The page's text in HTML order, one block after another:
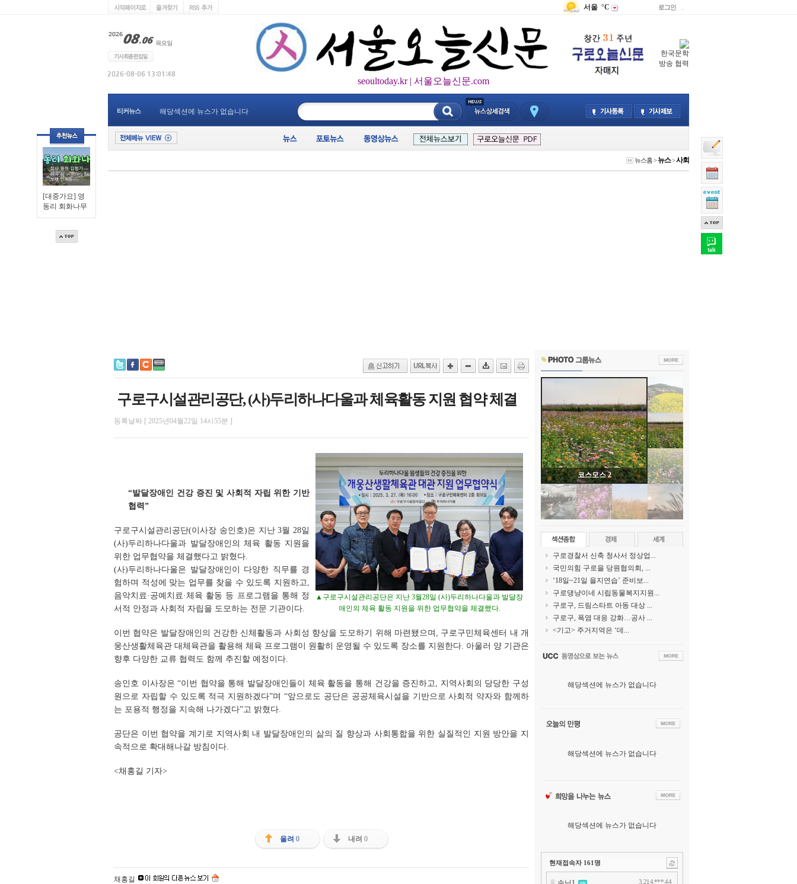
[대중가요] 영
동리 회화나무
서울 °C 로그인
seoultoday.kr | 서울오늘신문.com
한국문학
방송 협력
티커뉴스 해당섹션에 뉴스가 없습니다
뉴스홈>뉴스>사회
구로구시설관리공단, (사)두리하나다울과 체육활동 지원 협약 체결
등록날짜 [ 2025년04월22일 14시55분 ]
▲구로구시설관리공단은 지난 3월28일 (사)두리하나다울과 발달장
애인의 체육 활동 지원을 위한 업무협약을 체결했다.
“발달장애인 건강 증진 및 사회적 자립 위한 기반
협력”
구로구시설관리공단(이사장 송인호)은 지난 3월 28일
(사)두리하나다울과 발달장애인의 체육 활동 지원을
위한 업무협약을 체결했다고 밝혔다.
(사)두리하나다울은 발달장애인이 다양한 직무를 경
험하며 적성에 맞는 업무를 찾을 수 있도록 지원하고,
음악치료·공예치료·체육 활동 등 프로그램을 통해 정
서적 안정과 사회적 자립을 도모하는 전문 기관이다.
이번 협약은 발달장애인의 건강한 신체활동과 사회성 향상을 도모하기 위해 마련됐으며, 구로구민체육센터 내 개
웅산생활체육관 대체육관을 활용해 체육 프로그램이 원활히 운영될 수 있도록 장소를 지원한다. 아울러 양 기관은
향후 다양한 교류 협력도 함께 추진할 예정이다.
송인호 이사장은 “이번 협약을 통해 발달장애인들이 체육 활동을 통해 건강을 증진하고, 지역사회의 당당한 구성
원으로 자립할 수 있도록 적극 지원하겠다”며 “앞으로도 공단은 공공체육시설을 기반으로 사회적 약자와 함께하
는 포용적 행정을 지속해 나가겠다”고 밝혔다.
공단은 이번 협약을 계기로 지역사회 내 발달장애인의 삶의 질 향상과 사회통합을 위한 실질적인 지원 방안을 지
속적으로 확대해나갈 방침이다.
<채홍길 기자>
올려 0 내려 0
채홍길
코스모스 2
구로경찰서 신축 청사서 정상업...
국민의힘 구로을 당원협의회, ...
‘18일~21일 을지연습’ 준비보...
구로댕냥이네 시립동물복지지원...
구로구, 드림스타트 아동 대상 ...
구로구, 폭염 대응 강화…공사 ...
<기고> 주거지역은 ‘데...
해당섹션에 뉴스가 없습니다
해당섹션에 뉴스가 없습니다
해당섹션에 뉴스가 없습니다
현재접속자 161 명